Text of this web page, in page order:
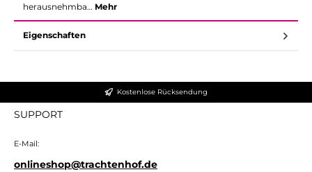
herausnehmba… Mehr
Eigenschaften
Kostenlose Rücksendung
SUPPORT
E-Mail:
onlineshop@trachtenhof.de